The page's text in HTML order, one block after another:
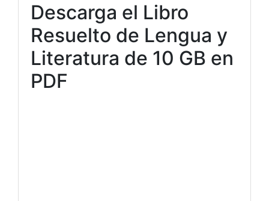
Descarga el Libro
Resuelto de Lengua y
Literatura de 10 GB en
PDF